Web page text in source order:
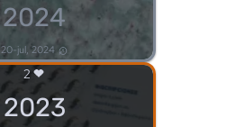
2024
20-jul, 2024
2
2023